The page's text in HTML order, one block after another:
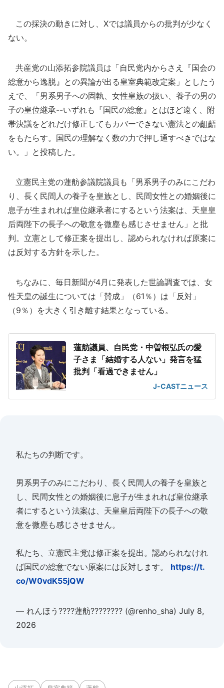
この採決の動きに対し、Xでは議員からの批判が少なく
ない。
共産党の山添拓参院議員は「自民党内からさえ『国会の
総意から逸脱』との異論が出る皇室典範改定案」としたう
えで、「男系男子への固執、女性皇族の扱い、養子の男の
子の皇位継承--いずれも『国民の総意』とはほど遠く、附
帯決議をどれだけ修正してもカバーできない憲法との齟齬
をもたらす。国民の理解なく数の力で押し通すべきではな
い。」と投稿した。
立憲民主党の蓮舫参議院議員も「男系男子のみにこだわ
り、長く民間人の養子を皇族とし、民間女性との婚姻後に
息子が生まれれば皇位継承者にするという法案は、天皇皇
后両陛下の長子への敬意を微塵も感じさせません」と批
判。立憲として修正案を提出し、認められなければ原案に
は反対する方針を示した。
ちなみに、毎日新聞が4月に発表した世論調査では、女
性天皇の誕生については「賛成」（61％）は「反対」
（9％）を大きく引き離す結果となっている。
蓮舫議員、自民党・中曽根弘氏の愛
子さま「結婚する人ない」発言を猛
批判「看過できません」
J-CASTニュース
私たちの判断です。
男系男子のみにこだわり、長く民間人の養子を皇族と
し、民間女性との婚姻後に息子が生まれれば皇位継承
者にするという法案は、天皇皇后両陛下の長子への敬
意を微塵も感じさせません。
私たち、立憲民主党は修正案を提出。認められなけれ
ば国民の総意でない原案には反対します。 https://t.
co/W0vdK55jQW
— れんほう????蓮舫???????? (@renho_sha) July 8,
2026